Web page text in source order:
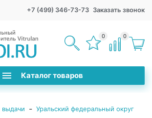
+7 (499) 346-73-73 Заказать звонок
0 0
Каталог товаров
выдачи - Уральский федеральный округ